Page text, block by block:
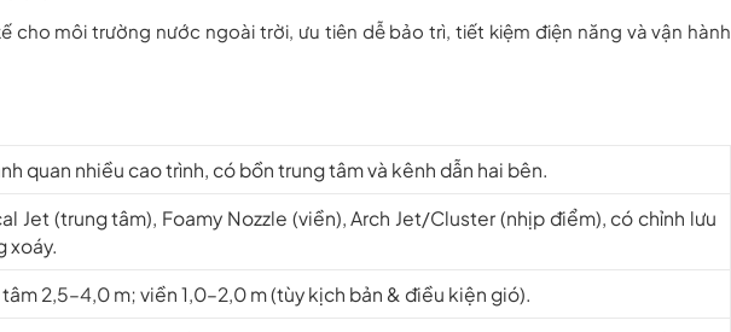
cho môi trường nước ngoài trời, ưu tiên dễ bảo trì, tiết kiệm điện năng và vận hành
quan nhiều cao trình, có bồn trung tâm và kênh dẫn hai bên.
Jet (trung tâm), Foamy Nozzle (viền), Arch Jet/Cluster (nhịp điểm), có chỉnh lưu
xoáy.
tâm 2,5–4,0 m; viền 1,0–2,0 m (tùy kịch bản & điều kiện gió).